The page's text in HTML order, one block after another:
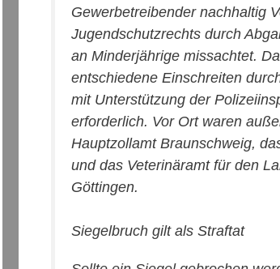
Gewerbetreibender nachhaltig
Jugendschutzrechts durch
an Minderjährige missachtet.
entschiedene Einschreiten
mit Unterstützung der
erforderlich. Vor Ort waren
Hauptzollamt Braunschweig,
und das Veterinäramt für den
Göttingen.
Siegelbruch gilt als Straftat